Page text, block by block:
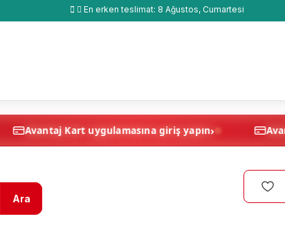
En erken teslimat: 8 Ağustos, Cumartesi
› Avantaj Kart uygulamasına giriş yapın›
Ara